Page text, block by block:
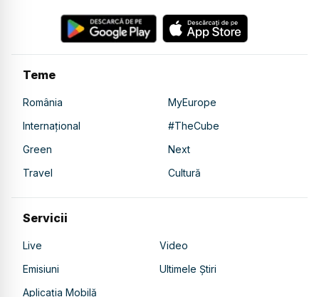
Teme
România
MyEurope
Internațional
#TheCube
Green
Next
Travel
Cultură
Servicii
Live
Video
Emisiuni
Ultimele Știri
Aplicația Mobilă